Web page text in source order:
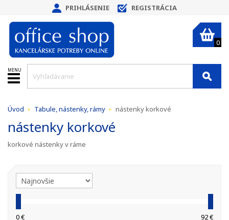
PRIHLÁSENIE REGISTRÁCIA
0
MENU
Úvod Tabule, nástenky, rámy nástenky korkové
nástenky korkové
korkové nástenky v ráme
0 € 92 €